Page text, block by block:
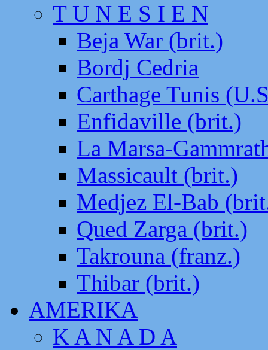
T U N E S I E N
Beja War (brit.)
Bordj Cedria
Carthage Tunis
Enfidaville (brit.)
La Marsa-
Massicault (brit.)
Medjez El-Bab
Qued Zarga (brit.)
Takrouna (franz.)
Thibar (brit.)
AMERIKA
K A N A D A